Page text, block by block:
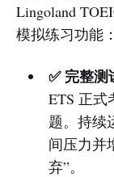
Lingoland
模拟练习功能：
✅ 完整测
ETS 正式
题。持续
间压力并
弃”。